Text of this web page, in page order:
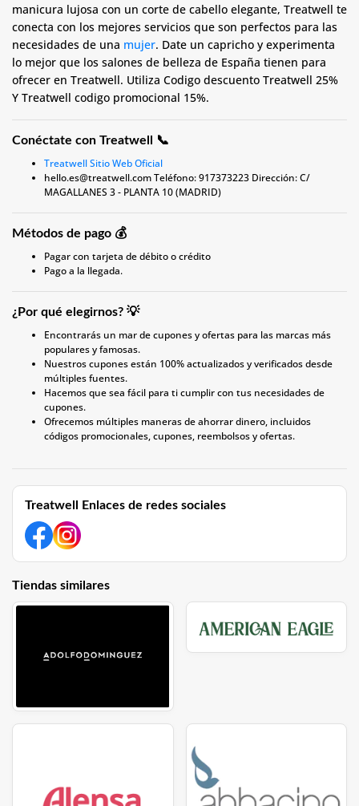
manicura lujosa con un corte de cabello elegante, Treatwell te
conecta con los mejores servicios que son perfectos para las
necesidades de una mujer. Date un capricho y experimenta
lo mejor que los salones de belleza de España tienen para
ofrecer en Treatwell. Utiliza Codigo descuento Treatwell 25%
Y Treatwell codigo promocional 15%.
Conéctate con Treatwell 📞
Treatwell Sitio Web Oficial
hello.es@treatwell.comTeléfono: 917373223 Dirección: C/
MAGALLANES 3 - PLANTA 10 (MADRID)
Métodos de pago 💰
Pagar con tarjeta de débito o crédito
Pago a la llegada.
¿Por qué elegirnos? 💡
Encontrarás un mar de cupones y ofertas para las marcas más
populares y famosas.
Nuestros cupones están 100% actualizados y verificados desde
múltiples fuentes.
Hacemos que sea fácil para ti cumplir con tus necesidades de
cupones.
Ofrecemos múltiples maneras de ahorrar dinero, incluidos
códigos promocionales, cupones, reembolsos y ofertas.
Treatwell Enlaces de redes sociales
Tiendas similares